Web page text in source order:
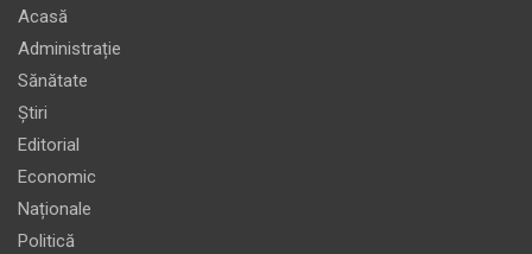
Acasă
Administrație
Sănătate
Știri
Editorial
Economic
Naționale
Politică